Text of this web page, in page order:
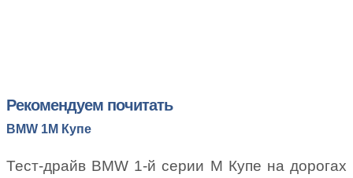
Рекомендуем почитать
BMW 1M Купе
Тест-драйв BMW 1-й серии M Купе на дорогах